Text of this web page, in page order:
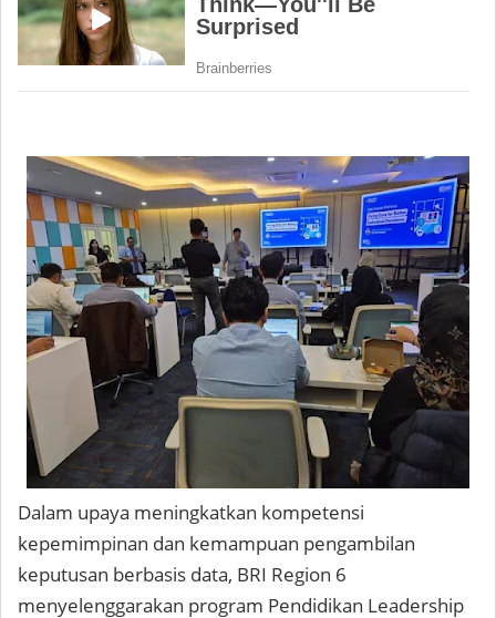
Dalam upaya meningkatkan kompetensi
kepemimpinan dan kemampuan pengambilan
keputusan berbasis data, BRI Region 6
menyelenggarakan program Pendidikan Leadership